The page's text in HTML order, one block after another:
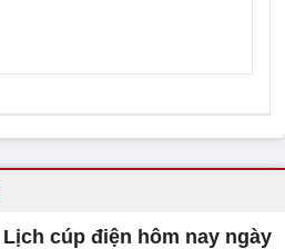
Lịch cúp điện hôm nay ngày